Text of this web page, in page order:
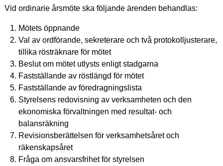
Vid ordinarie årsmöte ska följande ärenden behandlas:
Mötets öppnande
Val av ordförande, sekreterare och två protokolljusterare,
tillika rösträknare för mötet
Beslut om mötet utlysts enligt stadgarna
Fastställande av röstlängd för mötet
Fastställande av föredragningslista
Styrelsens redovisning av verksamheten och den
ekonomiska förvaltningen med resultat- och
balansräkning
Revisionsberättelsen för verksamhetsåret och
räkenskapsåret
Fråga om ansvarsfrihet för styrelsen